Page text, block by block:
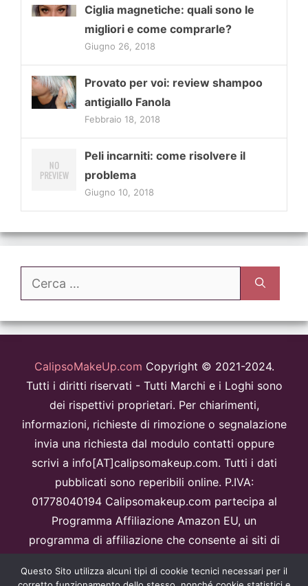
Ciglia magnetiche: quali sono le
migliori e come comprarle?
Giugno 26, 2018
Provato per voi: review shampoo
antigiallo Fanola
Febbraio 18, 2018
Peli incarniti: come risolvere il
problema
Giugno 10, 2018
Ricerca
CalipsoMakeUp.com Copyright © 2021-2024.
Tutti i diritti riservati - Tutti Marchi e i Loghi sono
dei rispettivi proprietari. Per chiarimenti,
informazioni, richieste di rimozione o segnalazione
invia una richiesta dal modulo contatti oppure
scrivi a info[AT]calipsomakeup.com. Tutti i dati
pubblicati sono reperibili online. P.IVA:
01778040194 Calipsomakeup.com partecipa al
Programma Affiliazione Amazon EU, un
programma di affiliazione che consente ai siti di
pubblicizzando e fornendo link al sitoAmazon.it.
Questo Sito utilizza alcuni tipi di cookie tecnici necessari per il